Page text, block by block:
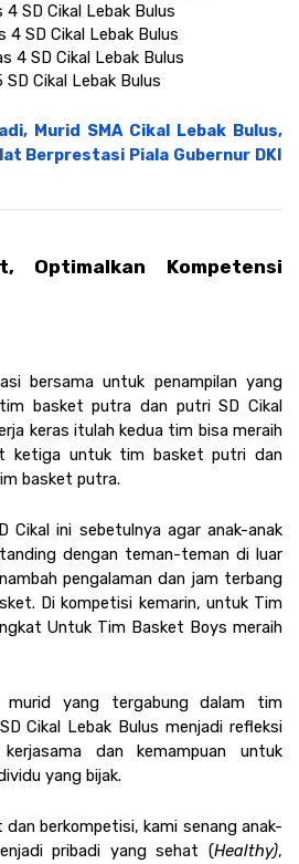
SD Cikal Lebak Bulus
4 SD Cikal Lebak Bulus
4 SD Cikal Lebak Bulus
Cikal Lebak Bulus
Murid SMA Cikal Lebak Bulus,
Berprestasi Piala Gubernur DKI
Optimalkan Kompetensi
bersama untuk penampilan yang
basket putra dan putri SD Cikal
keras itulah kedua tim bisa meraih
ketiga untuk tim basket putri dan
basket putra.
Cikal ini sebetulnya agar anak-anak
dengan teman-teman di luar
pengalaman dan jam terbang
Di kompetisi kemarin, untuk Tim
Untuk Tim Basket Boys meraih
murid yang tergabung dalam tim
Cikal Lebak Bulus menjadi refleksi
kerjasama dan kemampuan untuk
yang bijak.
dan berkompetisi, kami senang anak-
pribadi yang sehat (Healthy)